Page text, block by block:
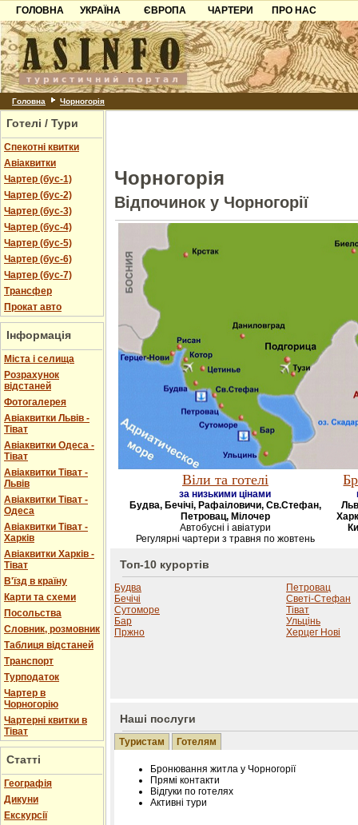
ГОЛОВНА
УКРАЇНА
Карпати
Азов
Причорноморря
Шацьк
ЄВРОПА
Чорногорія
Хорватія
Болгарія
ЧАРТЕРИ
ПРО НАС
Контакти
Партнерам
Додати готель
Головна Чорногорія
Готелі / Тури
Спекотні квитки
Авіаквитки
Чартер (бус-1)
Чартер (бус-2)
Чартер (бус-3)
Чартер (бус-4)
Чартер (бус-5)
Чартер (бус-6)
Чартер (бус-7)
Трансфер
Прокат авто
Інформація
Міста і селища
Розрахунок
відстаней
Фотогалерея
Авіаквитки Львів -
Тіват
Авіаквитки Одеса -
Тіват
Авіаквитки Тіват -
Львів
Авіаквитки Тіват -
Одеса
Авіаквитки Тіват -
Харків
Авіаквитки Харків -
Тіват
В'їзд в країну
Карти та схеми
Посольства
Словник, розмовник
Таблиця відстаней
Транспорт
Турподаток
Чартер в
Чорногорію
Чартерні квитки в
Тіват
Статті
Географія
Дикуни
Екскурсії
Чорногорія
Відпочинок у Чорногорії
Віли та готелі
за низькими цінами
Будва, Бечічі, Рафаіловичи, Св.Стефан,
Петровац, Мілочер
Автобусні і авіатури
Регулярні чартери з травня по жовтень
Топ-10 курортів
Будва
Бечічі
Сутоморе
Бар
Пржно
Петровац
Светі-Стефан
Тіват
Ульцінь
Херцег Нові
Наші послуги
Туристам Готелям
Бронювання житла у Чорногорії
Прямі контакти
Відгуки по готелях
Активні тури